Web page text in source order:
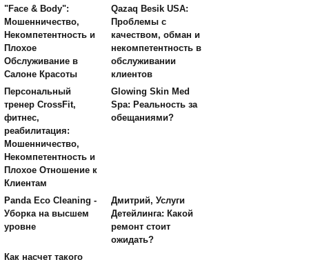
"Face & Body":
Мошенничество,
Некомпетентность и
Плохое
Обслуживание в
Салоне Красоты
Qazaq Besik USA:
Проблемы с
качеством, обман и
некомпетентность в
обслуживании
клиентов
Персональный
тренер CrossFit,
фитнес,
реабилитация:
Мошенничество,
Некомпетентность и
Плохое Отношение к
Клиентам
Glowing Skin Med
Spa: Реальность за
обещаниями?
Panda Eco Cleaning -
Уборка на высшем
уровне
Дмитрий, Услуги
Детейлинга: Какой
ремонт стоит
ожидать?
Как насчет такого